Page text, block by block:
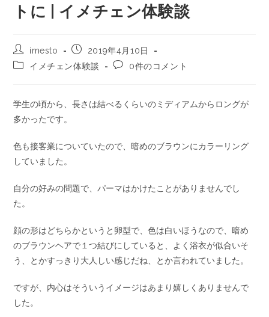
トに | イメチェン体験談
imesto
2019年4月10日
イメチェン体験談
0件のコメント
学生の頃から、長さは結べるくらいのミディアムからロングが
多かったです。
色も接客業についていたので、暗めのブラウンにカラーリング
していました。
自分の好みの問題で、パーマはかけたことがありませんでし
た。
顔の形はどちらかというと卵型で、色は白いほうなので、暗め
のブラウンヘアで１つ結びにしていると、よく浴衣が似合いそ
う、とかすっきり大人しい感じだね、とか言われていました。
ですが、内心はそういうイメージはあまり嬉しくありませんで
した。